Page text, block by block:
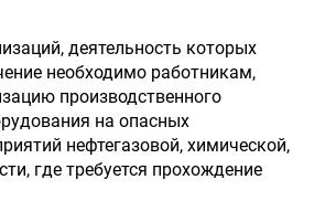
деятельность которых
необходимо работникам,
производственного
на опасных
нефтегазовой, химической,
где требуется прохождение